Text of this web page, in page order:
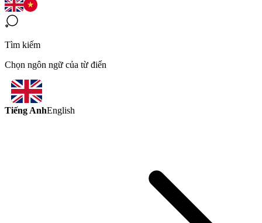
Tìm kiếm
Chọn ngôn ngữ của từ điển
Tiếng AnhEnglish